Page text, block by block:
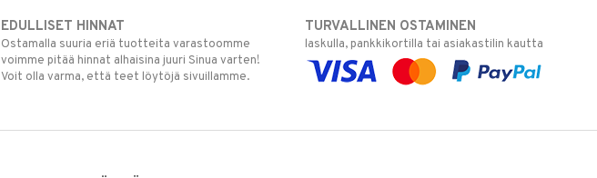
EDULLISET HINNAT
Ostamalla suuria eriä tuotteita varastoomme
voimme pitää hinnat alhaisina juuri Sinua varten!
Voit olla varma, että teet löytöjä sivuillamme.
TURVALLINEN OSTAMINEN
laskulla, pankkikortilla tai asiakastilin kautta